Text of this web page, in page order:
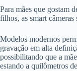
Para mães que gostam
filhos, as smart
Modelos modernos
gravação em alta
possibilitando que a
estando a quilômetros